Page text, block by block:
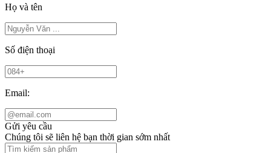
Họ và tên
Số điện thoại
Email:
Gửi yêu cầu
Chúng tôi sẽ liên hệ bạn thời gian sớm nhất